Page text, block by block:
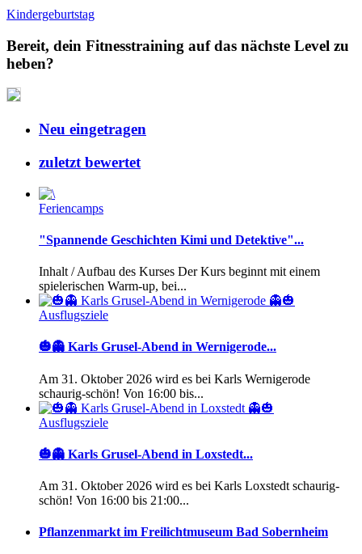
Kindergeburtstag
Bereit, dein Fitnesstraining auf das nächste Level zu
heben?
Neu eingetragen
zuletzt bewertet
Feriencamps
"Spannende Geschichten Kimi und Detektive"...
Inhalt / Aufbau des Kurses Der Kurs beginnt mit einem
spielerischen Warm-up, bei...
Ausflugsziele
🎃👻 Karls Grusel-Abend in Wernigerode...
Am 31. Oktober 2026 wird es bei Karls Wernigerode
schaurig-schön! Von 16:00 bis...
Ausflugsziele
🎃👻 Karls Grusel-Abend in Loxstedt...
Am 31. Oktober 2026 wird es bei Karls Loxstedt schaurig-
schön! Von 16:00 bis 21:00...
Pflanzenmarkt im Freilichtmuseum Bad Sobernheim